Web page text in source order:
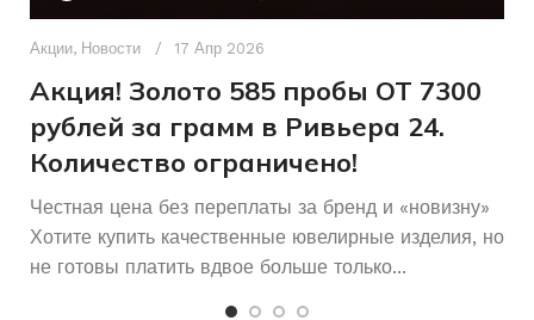
Акции, Новости 17 Апр 2026
Акция! Золото 585 пробы ОТ 7300
рублей за грамм в Ривьера 24.
Количество ограничено!
Честная цена без переплаты за бренд и «новизну»
Хотите купить качественные ювелирные изделия, но
не готовы платить вдвое больше только...